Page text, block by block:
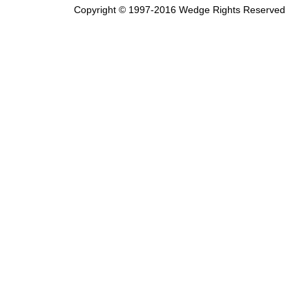
Copyright © 1997-2016 Wedge Rights Reserved